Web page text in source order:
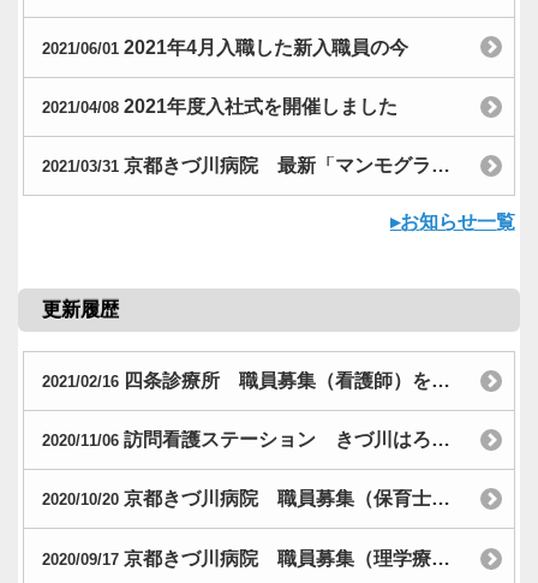
2021/06/01 2021年4月入職した新入職員の今
2021/04/08 2021年度入社式を開催しました
2021/03/31 京都きづ川病院 最新「マンモグラフィ装置」の紹介
▸お知らせ一覧
更新履歴
2021/02/16 四条診療所 職員募集（看護師）を更新
2020/11/06 訪問看護ステーション きづ川はろー 職員募集（訪問看護師、ケアマネージャー）を更新
2020/10/20 京都きづ川病院 職員募集（保育士）を更新
2020/09/17 京都きづ川病院 職員募集（理学療法士、作業療法士、言語聴覚士）を更新